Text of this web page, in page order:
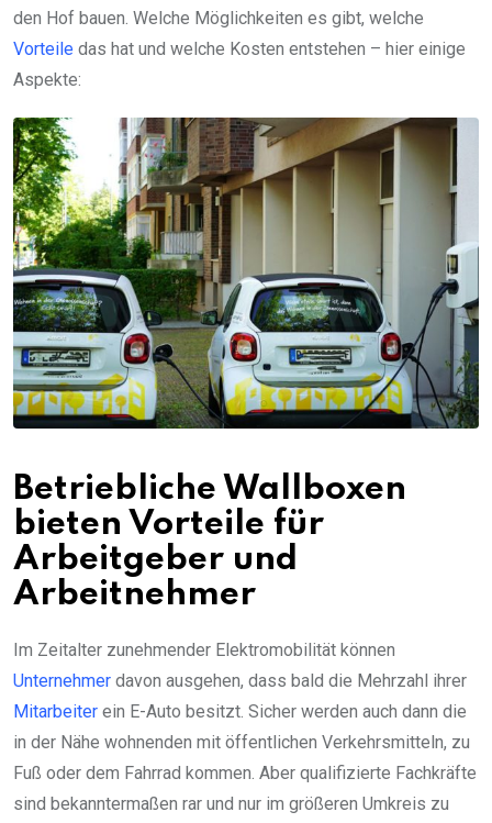
den Hof bauen. Welche Möglichkeiten es gibt, welche
Vorteile das hat und welche Kosten entstehen – hier einige
Aspekte:
Betriebliche Wallboxen
bieten Vorteile für
Arbeitgeber und
Arbeitnehmer
Im Zeitalter zunehmender Elektromobilität können
Unternehmer davon ausgehen, dass bald die Mehrzahl ihrer
Mitarbeiter ein E-Auto besitzt. Sicher werden auch dann die
in der Nähe wohnenden mit öffentlichen Verkehrsmitteln, zu
Fuß oder dem Fahrrad kommen. Aber qualifizierte Fachkräfte
sind bekanntermaßen rar und nur im größeren Umkreis zu